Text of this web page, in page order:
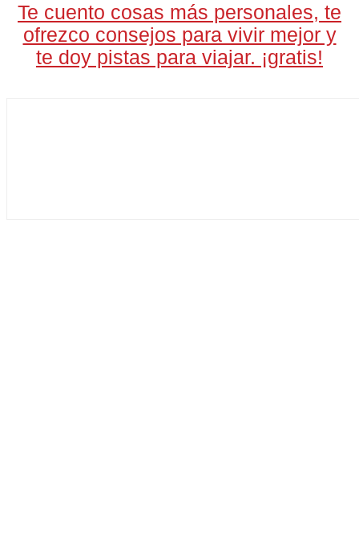
Te cuento cosas más personales, te
ofrezco consejos para vivir mejor y
te doy pistas para viajar. ¡gratis!